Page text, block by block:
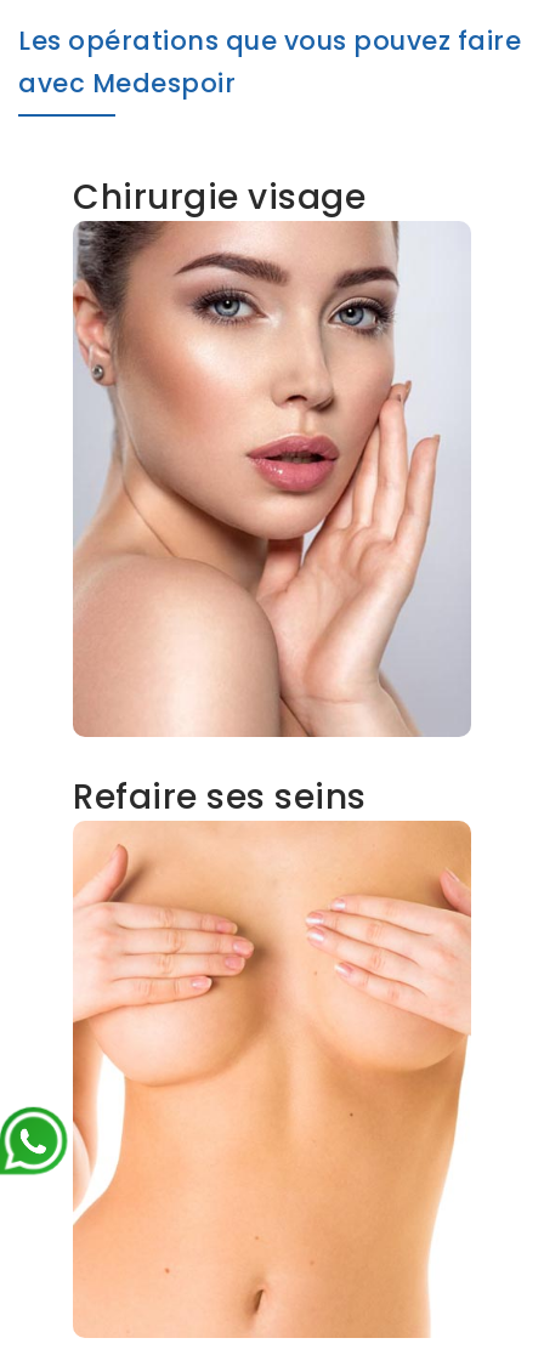
Les opérations que vous pouvez faire
avec Medespoir
Chirurgie visage
Refaire ses seins